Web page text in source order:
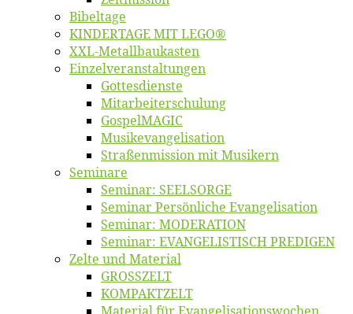
Bi­bel­ta­ge
KINDERTAGE MIT LEGO®
XXL-Me­­tal­l­­bau­­kas­­ten
Einzelver­an­stal­tungen
Got­tes­diens­te
Mitarbeiter­schulung
Gos­pel­MA­GIC
Musikevan­ge­li­sa­tion
Straßenmis­sion mit Musikern
Se­mi­na­re
Se­mi­nar: SEELSORGE
Se­mi­nar Per­sön­li­che Evangelisation
Se­mi­nar: MODERATION
Se­mi­nar: EVANGELISTISCH PREDIGEN
Zel­te und Material
GROSSZELT
KOMPAKTZELT